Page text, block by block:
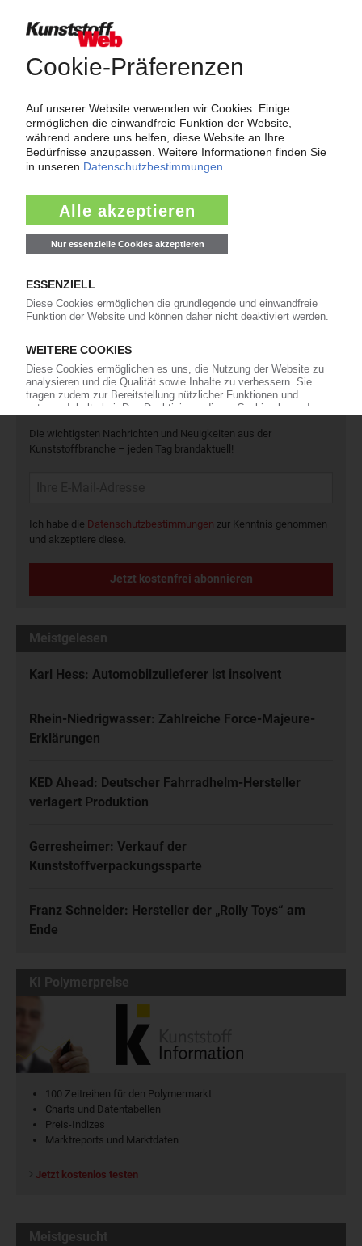
Force Majeure in der Kunststoffindustrie
Fragen und Antworten: Was Kunst­stoff­verarbeiter wissen müssen,
Themenkomplex Force Majeure, Corona und Kunststoff-
Preisentwicklung sowie Tipps für die Praxis.
Jetzt lesen
Newsletter
Die wichtigsten Nachrichten und Neuigkeiten aus der
Kunststoffbranche – jeden Tag brandaktuell!
Ich habe die Datenschutzbestimmungen zur Kenntnis genommen
und akzeptiere diese.
Jetzt kostenfrei abonnieren
Meistgelesen
Karl Hess: Automobilzulieferer ist insolvent
Rhein-Niedrigwasser: Zahlreiche Force-Majeure-
Erklärungen
KED Ahead: Deutscher Fahrradhelm-Hersteller
verlagert Produktion
Gerresheimer: Verkauf der
Kunststoffverpackungssparte
Franz Schneider: Hersteller der „Rolly Toys“ am
Ende
KI Polymerpreise
100 Zeitreihen für den Polymermarkt
Charts und Datentabellen
Preis-Indizes
Marktreports und Marktdaten
Jetzt kostenlos testen
Meistgesucht